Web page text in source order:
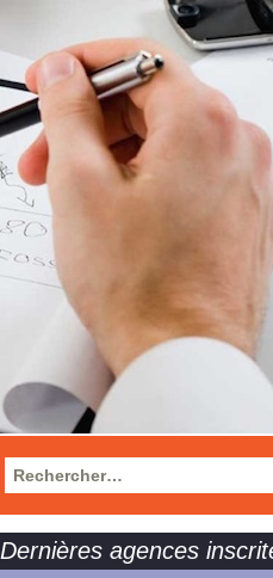
Rechercher :
Dernières agences